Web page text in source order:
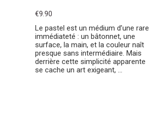
€9.90
Le pastel est un médium d’une rare
immédiateté : un bâtonnet, une
surface, la main, et la couleur naît
presque sans intermédiaire. Mais
derrière cette simplicité apparente
se cache un art exigeant, ...